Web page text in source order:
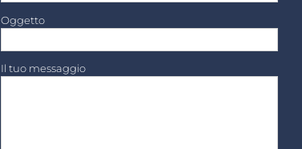
Oggetto
Il tuo messaggio